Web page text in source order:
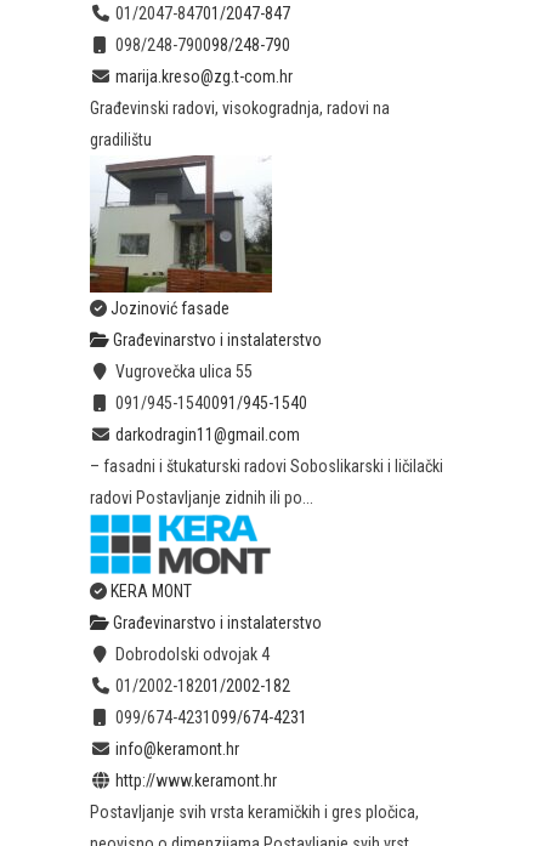
01/2047-84701/2047-847
098/248-790098/248-790
marija.kreso@zg.t-com.hr
Građevinski radovi, visokogradnja, radovi na
gradilištu
Jozinović fasade
Građevinarstvo i instalaterstvo
Vugrovečka ulica 55
091/945-1540091/945-1540
darkodragin11@gmail.com
– fasadni i štukaturski radovi Soboslikarski i ličilački
radovi Postavljanje zidnih ili po...
KERA MONT
Građevinarstvo i instalaterstvo
Dobrodolski odvojak 4
01/2002-18201/2002-182
099/674-4231099/674-4231
info@keramont.hr
http://www.keramont.hr
Postavljanje svih vrsta keramičkih i gres pločica,